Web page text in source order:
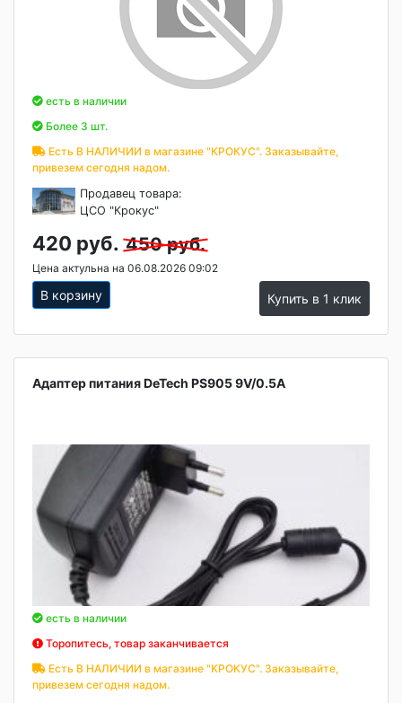
есть в наличии
Более 3 шт.
Есть В НАЛИЧИИ в магазине "КРОКУС". Заказывайте,
привезем сегодня надом.
Продавец товара:
ЦСО "Крокус"
420 руб. 450 руб.
Цена актульна на 06.08.2026 09:02
В корзину Купить в 1 клик
Адаптер питания DeTech PS905 9V/0.5A
есть в наличии
Торопитесь, товар заканчивается
Есть В НАЛИЧИИ в магазине "КРОКУС". Заказывайте,
привезем сегодня надом.